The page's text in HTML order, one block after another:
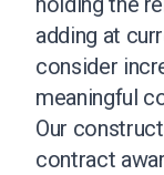
adding at
consider
meaningful
Our
contract